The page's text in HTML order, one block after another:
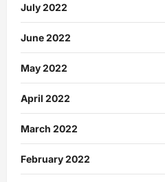
July 2022
June 2022
May 2022
April 2022
March 2022
February 2022